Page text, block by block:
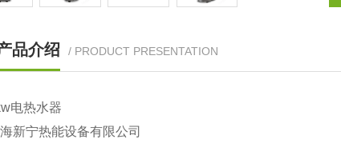
品介绍 / PRODUCT PRESENTATION
电热水器
海新宁热能设备有限公司